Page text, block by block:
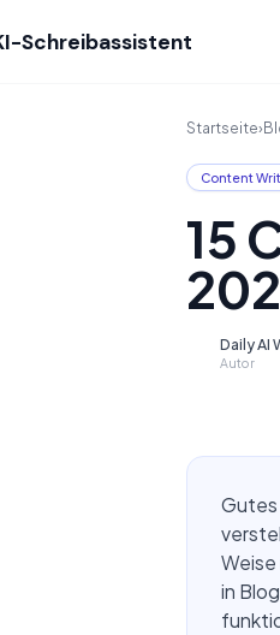
Schreibassistent
Startseite›
Content
15
Daily AI
Autor
Gutes
in